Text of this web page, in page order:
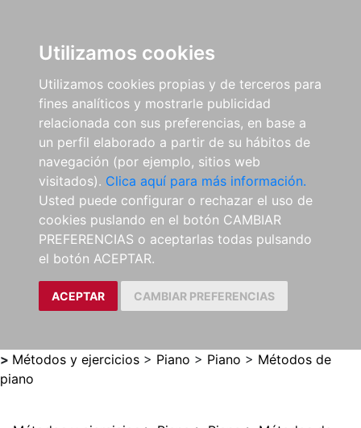
Utilizamos cookies
Utilizamos cookies propias y de terceros para
fines analíticos y mostrarle publicidad
relacionada con sus preferencias, en base a
un perfil elaborado a partir de su hábitos de
navegación (por ejemplo, sitios web
visitados). Clica aquí para más información.
Usted puede configurar o rechazar el uso de
cookies puslando en el botón CAMBIAR
PREFERENCIAS o aceptarlas todas pulsando
el botón ACEPTAR.
ACEPTAR CAMBIAR PREFERENCIAS
> Métodos y ejercicios > Piano > Piano > Métodos de
piano